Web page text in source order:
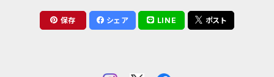
保存 シェア LINE ポスト